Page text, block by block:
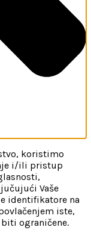
koristimo
i/ili pristup
Vaše
identifikatore na
iste,
ograničene.